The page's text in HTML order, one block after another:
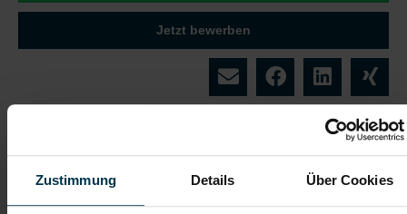
Zustimmung Details Über Cookies
Jetzt bewerben